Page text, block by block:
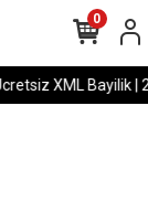
XML Bayilik |
0